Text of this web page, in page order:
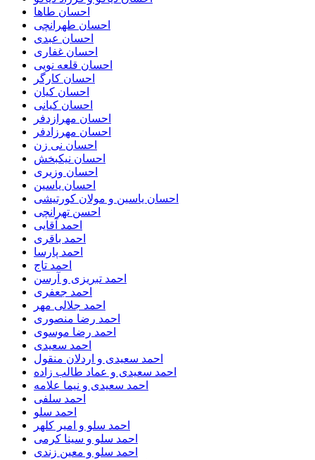
احسان طاها
احسان طهرانچی
احسان عبدی
احسان غفاری
احسان قلعه نویی
احسان کارگر
احسان کیان
احسان کیانی
احسان مهرازدفر
احسان مهرزادفر
احسان نی زن
احسان نیکبخش
احسان وزیری
احسان یاسین
احسان یاسین و مولان کورتیشی
احسن تهرانچی
احمد آقایی
احمد باقری
احمد پارسا
احمد تاج
احمد تبریزی و آرسن
احمد جعفری
احمد جلالی مهر
احمد رضا منصوری
احمد رضا موسوی
احمد سعیدی
احمد سعیدی و اردلان منقول
احمد سعیدی و عماد طالب زاده
احمد سعیدی و نیما علامه
احمد سلفی
احمد سلو
احمد سلو و امیر کلهر
احمد سلو و سینا کرمی
احمد سلو و معین زندی